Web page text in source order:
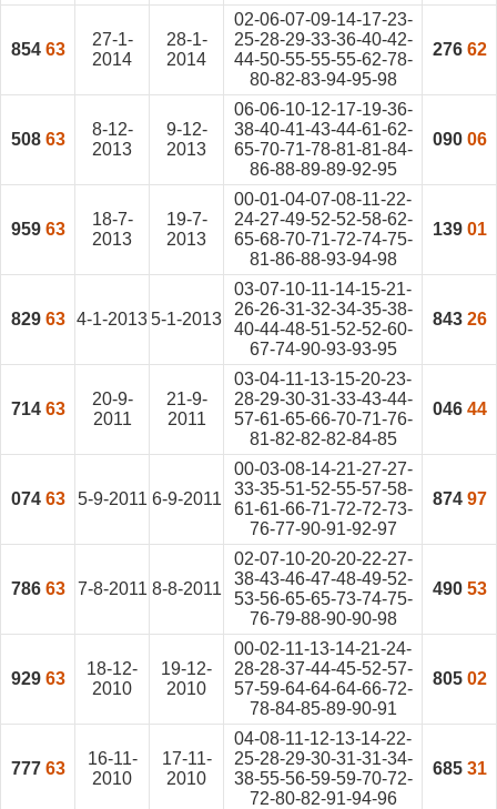
854 63
27-1-
2014
28-1-
2014
02-06-07-09-14-17-23-
25-28-29-33-36-40-42-
44-50-55-55-55-62-78-
80-82-83-94-95-98
276 62
508 63
8-12-
2013
9-12-
2013
06-06-10-12-17-19-36-
38-40-41-43-44-61-62-
65-70-71-78-81-81-84-
86-88-89-89-92-95
090 06
959 63
18-7-
2013
19-7-
2013
00-01-04-07-08-11-22-
24-27-49-52-52-58-62-
65-68-70-71-72-74-75-
81-86-88-93-94-98
139 01
829 63 4-1-20135-1-2013
03-07-10-11-14-15-21-
26-26-31-32-34-35-38-
40-44-48-51-52-52-60-
67-74-90-93-93-95
843 26
714 63
20-9-
2011
21-9-
2011
03-04-11-13-15-20-23-
28-29-30-31-33-43-44-
57-61-65-66-70-71-76-
81-82-82-82-84-85
046 44
074 63 5-9-2011 6-9-2011
00-03-08-14-21-27-27-
33-35-51-52-55-57-58-
61-61-66-71-72-72-73-
76-77-90-91-92-97
874 97
786 63 7-8-2011 8-8-2011
02-07-10-20-20-22-27-
38-43-46-47-48-49-52-
53-56-65-65-73-74-75-
76-79-88-90-90-98
490 53
929 63
18-12-
2010
19-12-
2010
00-02-11-13-14-21-24-
28-28-37-44-45-52-57-
57-59-64-64-64-66-72-
78-84-85-89-90-91
805 02
777 63
16-11-
2010
17-11-
2010
04-08-11-12-13-14-22-
25-28-29-30-31-31-34-
38-55-56-59-59-70-72-
72-80-82-91-94-96
685 31